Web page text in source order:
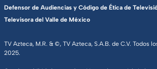
TV Azteca, M.R. & ©, TV Azteca, S.A.B. de C.V. Todos
2025.
Defensor de Audiencias y Código de Ética de
Televisora del Valle de México